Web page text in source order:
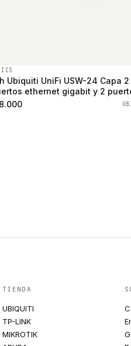
Ubiquiti UniFi USW-24 Capa 2
ethernet gigabit y 2
TIENDA
UBIQUITI
TP-LINK
MIKROTIK